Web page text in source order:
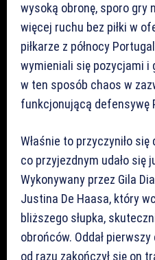
wysoką obronę, sporo gry
więcej ruchu bez piłki w
piłkarze z północy
wymieniali się pozycjami i
w ten sposób chaos w
funkcjonującą defensywę
Właśnie to przyczyniło
co przyjezdnym udało się
Wykonywany przez Gila
Justina De Haasa, który
bliższego słupka,
obrońców. Oddał
od razu zakończył się on